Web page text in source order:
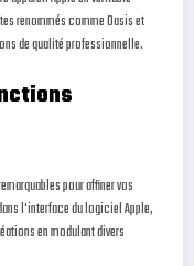
renommés comme Oasis et
de qualité professionnelle.
pour affiner vos
l'interface du logiciel Apple,
en modulant divers